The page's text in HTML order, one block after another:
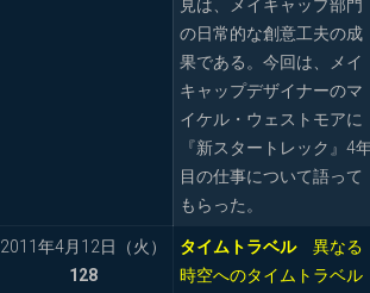
見は、メイキャップ部門
の日常的な創意工夫の成
果である。今回は、メイ
キャップデザイナーのマ
イケル・ウェストモアに
『新スタートレック』4
目の仕事について語って
もらった。
2011年4月12日（火）
128
タイムトラベル異なる
時空へのタイムトラベル